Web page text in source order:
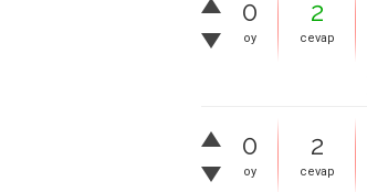
0
oy
2
cevap
0
oy
2
cevap